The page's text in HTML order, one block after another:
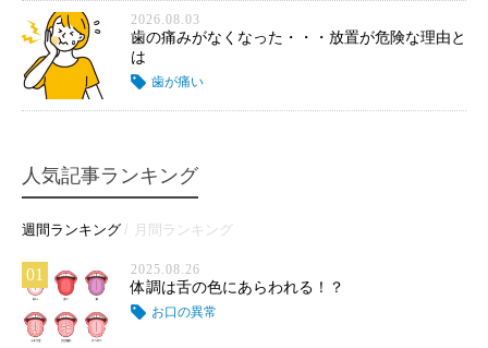
2026.08.03
歯の痛みがなくなった・・・放置が危険な理由と
は
歯が痛い
人気記事ランキング
週間ランキング 月間ランキング
01 2025.08.26
体調は舌の色にあらわれる！？
お口の異常